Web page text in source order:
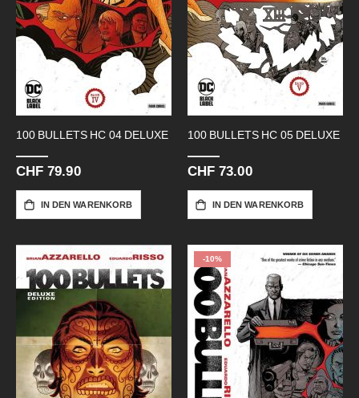
100 BULLETS HC 04 DELUXE
CHF 79.90
IN DEN WARENKORB
100 BULLETS HC 05 DELUXE
CHF 73.00
IN DEN WARENKORB
-10%